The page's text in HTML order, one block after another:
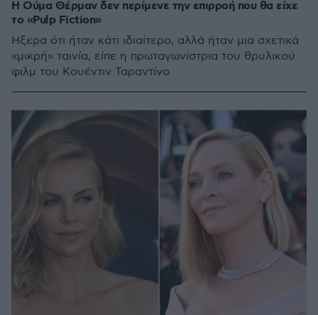
Η Ούμα Θέρμαν δεν περίμενε την επιρροή που θα είχε
το «Pulp Fiction»
Ήξερα ότι ήταν κάτι ιδιαίτερο, αλλά ήταν μια σχετικά
«μικρή» ταινία, είπε η πρωταγωνίστρια του θρυλικού
φιλμ του Κουέντιν Ταραντίνο